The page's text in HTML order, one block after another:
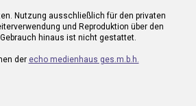
Nutzung ausschließlich für den privaten
und Reproduktion über den
hinaus ist nicht gestattet.
der echo medienhaus ges.m.b.h.